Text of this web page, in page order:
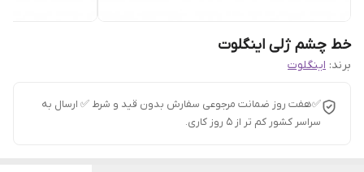
خط چشم ژلی اینگلوت
برند: اینگلوت
✅هفت روز ضمانت مرجوعی سفارش بدون قید و شرط ✅ ارسال به
سراسر کشور کم تر از 5 روز کاری.